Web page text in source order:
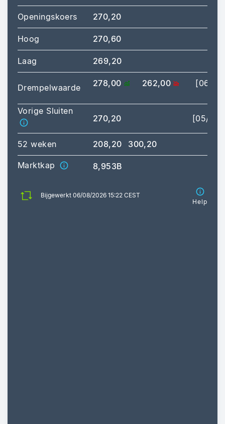
Openingskoers 270,20
Hoog 270,60
Laag 269,20
Drempelwaarde 278,00 262,00
[06/
Vorige Sluiten
270,20 [05/08/
52 weken 208,20 300,20
Marktkap 8,953B
Bijgewerkt 06/08/2026 15:22 CEST
Help